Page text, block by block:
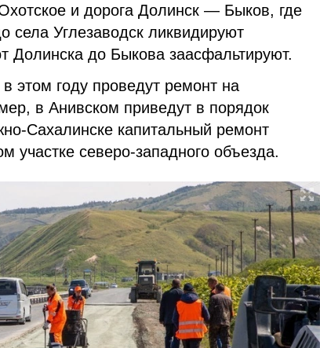
и дорога Долинск — Быков, где
села Углезаводск ликвидируют
Долинска до Быкова заасфальтируют.
этом году проведут ремонт на
в Анивском приведут в порядок
Сахалинске капитальный ремонт
участке северо-западного объезда.